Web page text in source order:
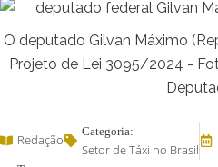
O deputado Gilvan Máximo
Projeto de Lei 3095/2024 -
Redação
Categoria:
Setor de Táxi no Brasil